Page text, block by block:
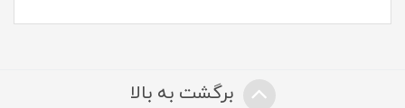
برگشت به بالا